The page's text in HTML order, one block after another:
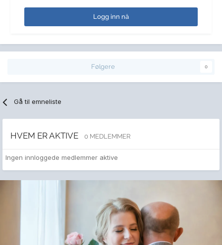
Logg inn nå
Følgere 0
Gå til emneliste
HVEM ER AKTIVE 0 MEDLEMMER
Ingen innloggede medlemmer aktive